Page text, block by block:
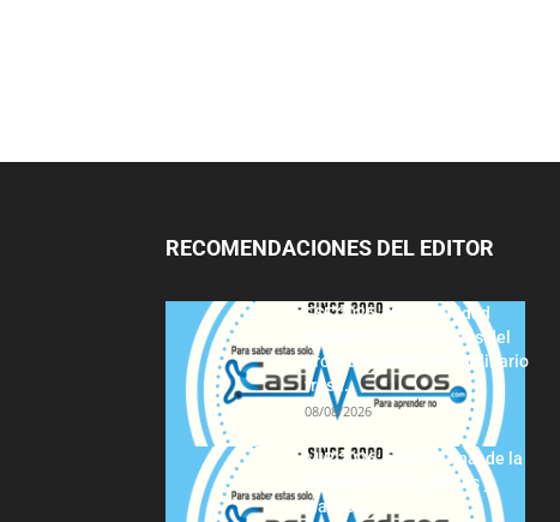
RECOMENDACIONES DEL EDITOR
FSE 2025-2026: Sanidad
adjudica las 441 plazas del
procedimiento extraordinario
tras...
08/08/2026
MIR 2026: análisis final de la
adjudicación de plazas y
claves...